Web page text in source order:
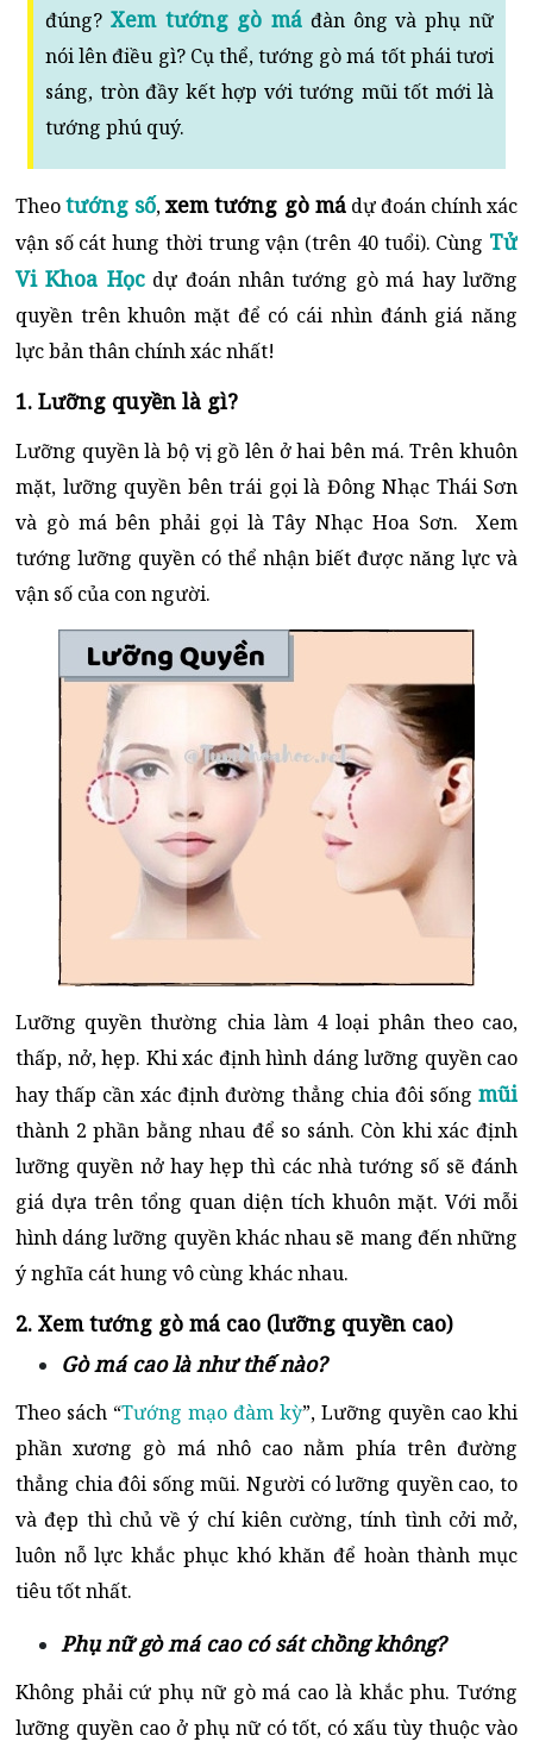
đúng? Xem tướng gò má đàn ông và phụ nữ
nói lên điều gì? Cụ thể, tướng gò má tốt phái tươi
sáng, tròn đầy kết hợp với tướng mũi tốt mới là
tướng phú quý.
Theotướng số,xem tướng gò mádự đoán chính xác
vận số cát hung thời trung vận (trên 40 tuổi). Cùng Tử
Vi Khoa Họcdự đoán nhân tướng gò má hay lưỡng
quyền trên khuôn mặt để có cái nhìn đánh giá năng
lực bản thân chính xác nhất!
1. Lưỡng quyền là gì?
Lưỡng quyền là bộ vị gồ lên ở hai bên má. Trên khuôn
mặt, lưỡng quyền bên trái gọi là Đông Nhạc Thái Sơn
và gò má bên phải gọi là Tây Nhạc Hoa Sơn. Xem
tướng lưỡng quyền có thể nhận biết được năng lực và
vận số của con người.
Lưỡng quyền thường chia làm 4 loại phân theo cao,
thấp, nở, hẹp. Khi xác định hình dáng lưỡng quyền cao
hay thấp cần xác định đường thẳng chia đôi sống mũi
thành 2 phần bằng nhau để so sánh. Còn khi xác định
lưỡng quyền nở hay hẹp thì các nhà tướng số sẽ đánh
giá dựa trên tổng quan diện tích khuôn mặt. Với mỗi
hình dáng lưỡng quyền khác nhau sẽ mang đến những
ý nghĩa cát hung vô cùng khác nhau.
2. Xem tướng gò má cao (lưỡng quyền cao)
Gò má cao là như thế nào?
Theo sách “Tướng mạo đàm kỳ”, Lưỡng quyền cao khi
phần xương gò má nhô cao nằm phía trên đường
thẳng chia đôi sống mũi. Người có lưỡng quyền cao, to
và đẹp thì chủ về ý chí kiên cường, tính tình cởi mở,
luôn nỗ lực khắc phục khó khăn để hoàn thành mục
tiêu tốt nhất.
Phụ nữ gò má cao có sát chồng không?
Không phải cứ phụ nữ gò má cao là khắc phu. Tướng
lưỡng quyền cao ở phụ nữ có tốt, có xấu tùy thuộc vào